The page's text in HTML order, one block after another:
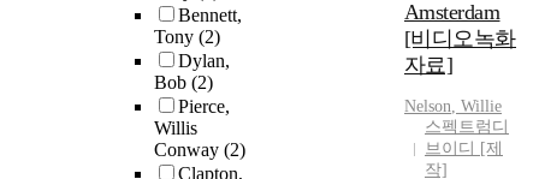
Bennett,
Tony (2)
Dylan,
Bob (2)
Pierce,
Willis
Conway (2)
Clapton,
Amsterdam
[비디오녹화
자료]
Nelson, Willie
스펙트럼디
브이디 [제
작]